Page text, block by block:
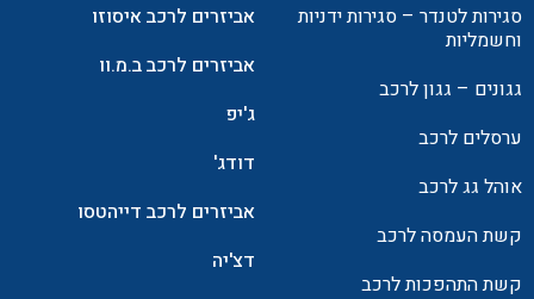
סגירות לטנדר – סגירות ידניות
וחשמליות
גגונים – גגון לרכב
ערסלים לרכב
אוהל גג לרכב
קשת העמסה לרכב
קשת התהפכות לרכב
אביזרים לרכב איסוזו
אביזרים לרכב ב.מ.וו
ג'יפ
דודג'
אביזרים לרכב דייהטסו
דצ'יה